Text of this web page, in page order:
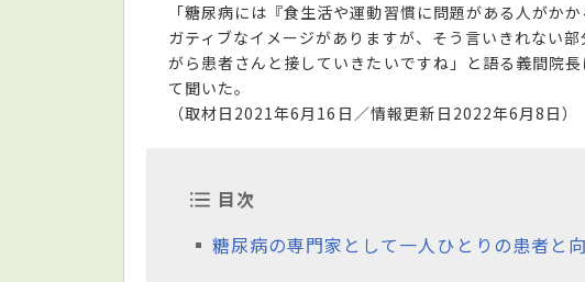
「糖尿病には『食生活や運動習慣に問題がある人がか
ガティブなイメージがありますが、そう言いきれない
がら患者さんと接していきたいですね」と語る義間院
て聞いた。
（取材日2021年6月16日／情報更新日2022年6月8日）
目次
糖尿病の専門家として一人ひとりの患者と